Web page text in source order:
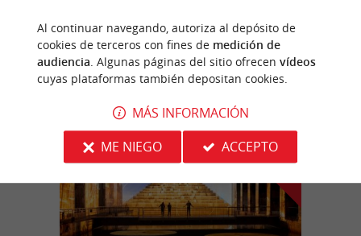
Bazas, cerca de Burdeos
n
u
e
s
t
r
o
f
a
v
o
r
i
t
o
Al continuar navegando, autoriza al depósito de
cookies de terceros con fines de medición de
audiencia. Algunas páginas del sitio ofrecen vídeos
cuyas plataformas también depositan cookies.
MÁS INFORMACIÓN
ME NIEGO
ACCEPTO